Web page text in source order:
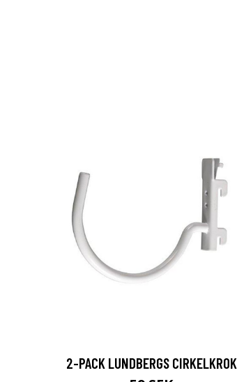
2-PACK LUNDBERGS CIRKELKROK